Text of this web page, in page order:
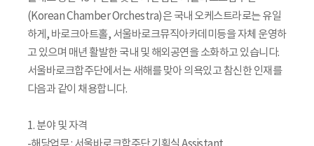
(Korean Chamber Orchestra)은 국내 오케스트라로는 유일
하게, 바로크아트홀, 서울바로크뮤직아카데미등을 자체 운영하
고 있으며 매년 활발한 국내 및 해외공연을 소화하고 있습니다.
서울바로크합주단에서는 새해를 맞아 의욕있고 참신한 인재를
다음과 같이 채용합니다.
1. 분야 및 자격